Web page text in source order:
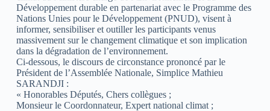
Développement durable en partenariat avec le Programme des
Nations Unies pour le Développement (PNUD), visent à
informer, sensibiliser et outiller les participants venus
massivement sur le changement climatique et son implication
dans la dégradation de l’environnement.
Ci-dessous, le discours de circonstance prononcé par le
Président de l’Assemblée Nationale, Simplice Mathieu
SARANDJI :
« Honorables Députés, Chers collègues ;
Monsieur le Coordonnateur, Expert national climat ;